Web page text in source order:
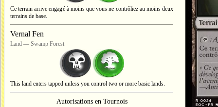
Ce terrain arrive engagé à moins que vous ne contrôliez au moins deux
terrains de base.
Vernal Fen
Land — Swamp Forest
This land enters tapped unless you control two or more basic lands.
Autorisations en Tournois